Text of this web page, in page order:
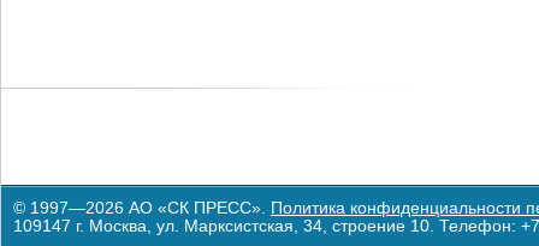
© 1997—2026 АО «СК ПРЕСС». Политика конфиденциальности
109147 г. Москва, ул. Марксистская, 34, строение 10. Телефон: